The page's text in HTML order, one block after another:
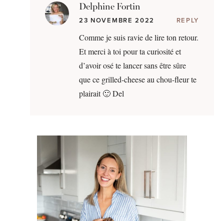
Delphine Fortin
23 NOVEMBRE 2022 REPLY
Comme je suis ravie de lire ton retour.
Et merci à toi pour ta curiosité et
d’avoir osé te lancer sans être sûre
que ce grilled-cheese au chou-fleur te
plairait 🙂 Del